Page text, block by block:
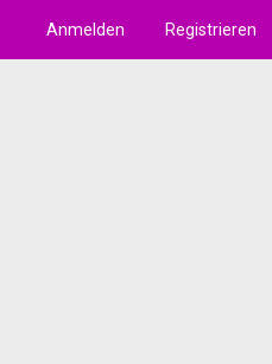
Anmelden Registrieren